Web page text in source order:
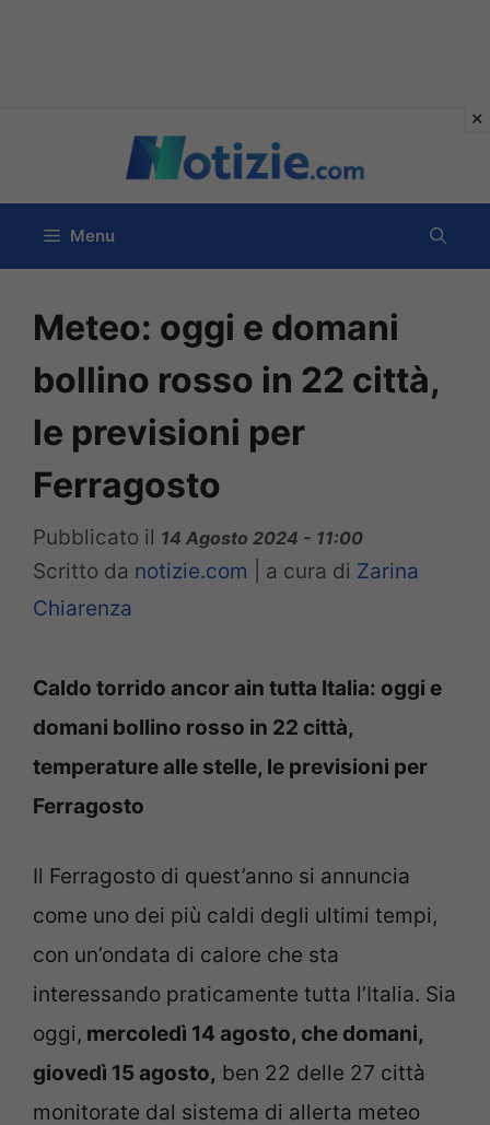
contenuto
Menu
Meteo: oggi e domani
bollino rosso in 22 città,
le previsioni per
Ferragosto
Pubblicato il 14 Agosto 2024 - 11:00
Scritto da notizie.com a cura di Zarina
Chiarenza
Caldo torrido ancor ain tutta Italia: oggi e
domani bollino rosso in 22 città,
temperature alle stelle, le previsioni per
Ferragosto
Il Ferragosto di quest’anno si annuncia
come uno dei più caldi degli ultimi tempi,
con un’ondata di calore che sta
interessando praticamente tutta l’Italia. Sia
oggi, mercoledì 14 agosto, che domani,
giovedì 15 agosto, ben 22 delle 27 città
monitorate dal sistema di allerta meteo